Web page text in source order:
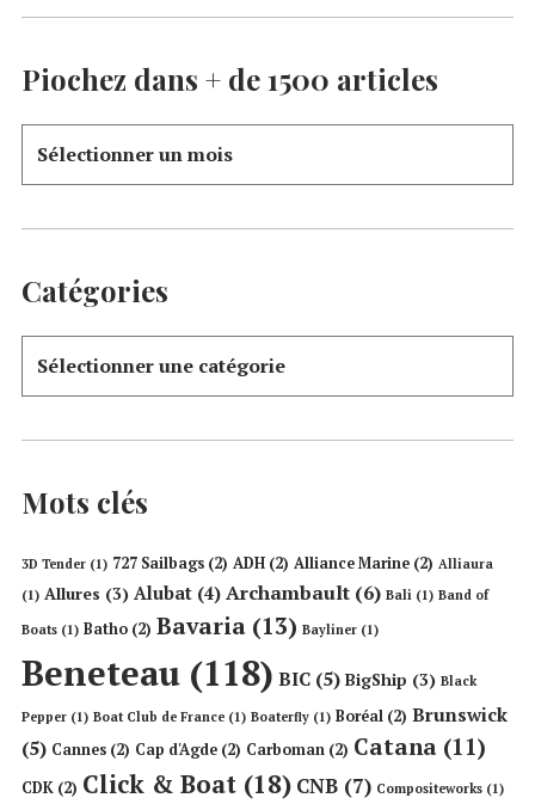
Piochez dans + de 1500 articles
Catégories
Mots clés
3D Tender (1) 727 Sailbags (2) ADH (2) Alliance Marine (2) Alliaura
(1) Allures (3) Alubat (4) Archambault (6) Bali (1) Band of
Boats (1) Batho (2) Bavaria (13) Bayliner (1)
Beneteau (118) BIC (5) BigShip (3) Black
Pepper (1) Boat Club de France (1) Boaterfly (1) Boréal (2) Brunswick
(5) Cannes (2) Cap d'Agde (2) Carboman (2) Catana (11)
CDK (2) Click & Boat (18) CNB (7) Compositeworks (1)